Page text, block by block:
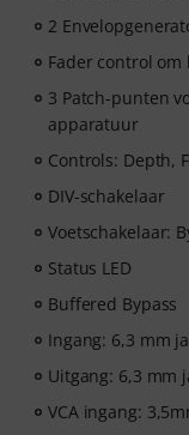
2
Fader control
3 Patch-punten
apparatuur
Controls: Depth,
DIV-schakelaar
Voetschakelaar:
Status LED
Buffered Bypass
Ingang: 6,3 mm
Uitgang: 6,3 mm
VCA ingang: